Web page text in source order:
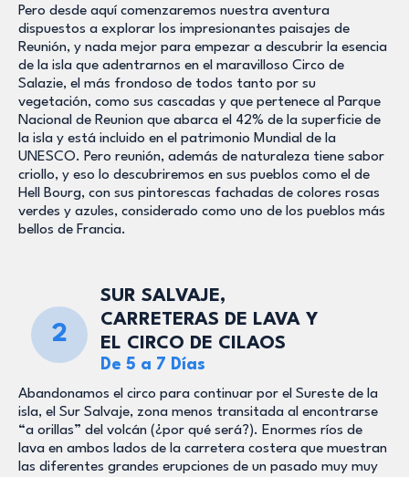
Pero desde aquí comenzaremos nuestra aventura
dispuestos a explorar los impresionantes paisajes de
Reunión, y nada mejor para empezar a descubrir la esencia
de la isla que adentrarnos en el maravilloso Circo de
Salazie, el más frondoso de todos tanto por su
vegetación, como sus cascadas y que pertenece al Parque
Nacional de Reunion que abarca el 42% de la superficie de
la isla y está incluido en el patrimonio Mundial de la
UNESCO. Pero reunión, además de naturaleza tiene sabor
criollo, y eso lo descubriremos en sus pueblos como el de
Hell Bourg, con sus pintorescas fachadas de colores rosas
verdes y azules, considerado como uno de los pueblos más
bellos de Francia.
2
SUR SALVAJE,
CARRETERAS DE LAVA Y
EL CIRCO DE CILAOS
De 5 a 7 Días
Abandonamos el circo para continuar por el Sureste de la
isla, el Sur Salvaje, zona menos transitada al encontrarse
“a orillas” del volcán (¿por qué será?). Enormes ríos de
lava en ambos lados de la carretera costera que muestran
las diferentes grandes erupciones de un pasado muy muy